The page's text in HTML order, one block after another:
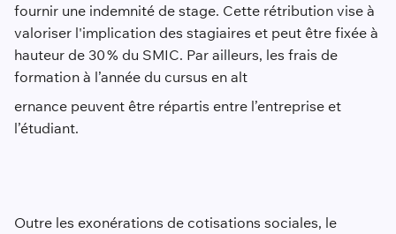
fournir une indemnité de stage. Cette rétribution vise à
valoriser l'implication des stagiaires et peut être fixée à
hauteur de 30 % du SMIC. Par ailleurs, les frais de
formation à l’année du cursus en alt
ernance peuvent être répartis entre l’entreprise et
l’étudiant.
Outre les exonérations de cotisations sociales, le